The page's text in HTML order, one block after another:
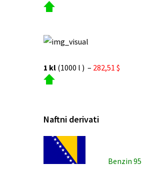
1 kl (1000 l ) – 282,51 $
Naftni derivati
Benzin 95